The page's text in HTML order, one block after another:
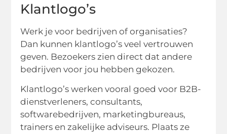
Klantlogo’s
Werk je voor bedrijven of organisaties?
Dan kunnen klantlogo’s veel vertrouwen
geven. Bezoekers zien direct dat andere
bedrijven voor jou hebben gekozen.
Klantlogo’s werken vooral goed voor B2B-
dienstverleners, consultants,
softwarebedrijven, marketingbureaus,
trainers en zakelijke adviseurs. Plaats ze